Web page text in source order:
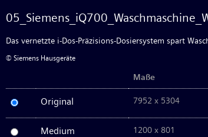
Das vernetzte i-Dos-Präzisions-Dosiersystem spart
© Siemens Hausgeräte
Maße
Original 7952 x 5304
Medium 1200 x 801